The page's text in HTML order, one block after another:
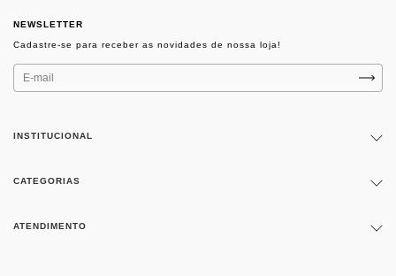
NEWSLETTER
INSTITUCIONAL
CATEGORIAS
ATENDIMENTO